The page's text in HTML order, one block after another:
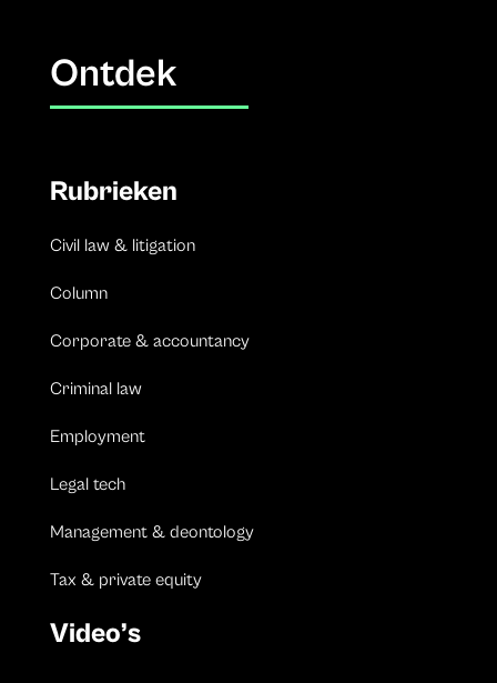
Ontdek
Rubrieken
Civil law & litigation
Column
Corporate & accountancy
Criminal law
Employment
Legal tech
Management & deontology
Tax & private equity
Video’s